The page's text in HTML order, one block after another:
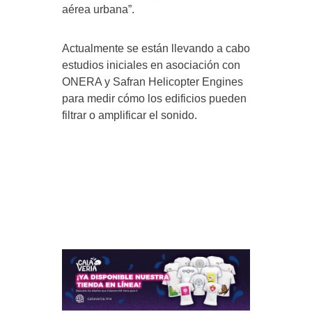
aérea urbana”.
Actualmente se están llevando a cabo
estudios iniciales en asociación con
ONERA y Safran Helicopter Engines
para medir cómo los edificios pueden
filtrar o amplificar el sonido.